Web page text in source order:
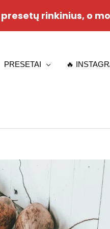
PRESETAI 🔥
rinkinius, o